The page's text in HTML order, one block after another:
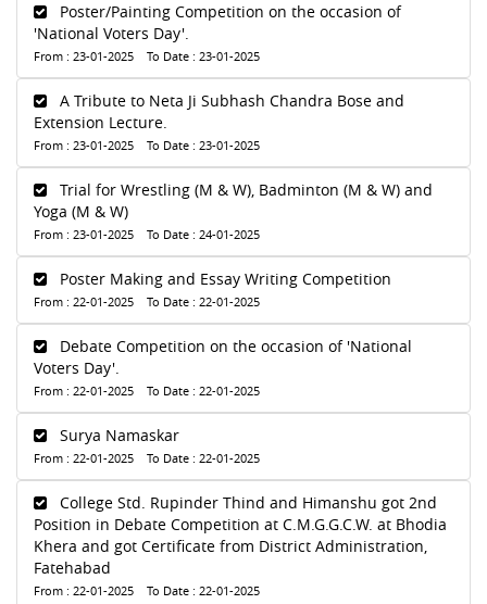
Poster/Painting Competition on the occasion of
'National Voters Day'.
From : 23-01-2025 To Date : 23-01-2025
A Tribute to Neta Ji Subhash Chandra Bose and
Extension Lecture.
From : 23-01-2025 To Date : 23-01-2025
Trial for Wrestling (M & W), Badminton (M & W) and
Yoga (M & W)
From : 23-01-2025 To Date : 24-01-2025
Poster Making and Essay Writing Competition
From : 22-01-2025 To Date : 22-01-2025
Debate Competition on the occasion of 'National
Voters Day'.
From : 22-01-2025 To Date : 22-01-2025
Surya Namaskar
From : 22-01-2025 To Date : 22-01-2025
College Std. Rupinder Thind and Himanshu got 2nd
Position in Debate Competition at C.M.G.G.C.W. at Bhodia
Khera and got Certificate from District Administration,
Fatehabad
From : 22-01-2025 To Date : 22-01-2025